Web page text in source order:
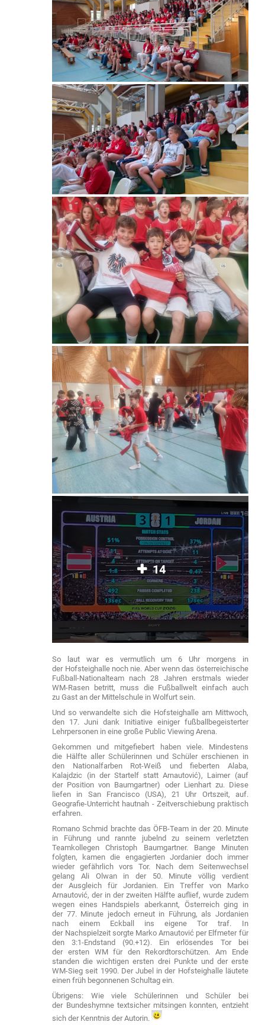
14
So laut war es vermutlich um 6 Uhr morgens in
der Hofsteighalle noch nie. Aber wenn das österreichische
Fußball-Nationalteam nach 28 Jahren erstmals wieder
WM-Rasen betritt, muss die Fußballwelt einfach auch
zu Gast an der Mittelschule in Wolfurt sein.
Und so verwandelte sich die Hofsteighalle am Mittwoch,
den 17. Juni dank Initiative einiger fußballbegeisterter
Lehrpersonen in eine große Public Viewing Arena.
Gekommen und mitgefiebert haben viele. Mindestens
die Hälfte aller Schülerinnen und Schüler erschienen in
den Nationalfarben Rot-Weiß und fieberten Alaba,
Kalajdzic (in der Startelf statt Arnautović), Laimer (auf
der Position von Baumgartner) oder Lienhart zu. Diese
liefen in San Francisco (USA), 21 Uhr Ortszeit, auf.
Geografie-Unterricht hautnah - Zeitverschiebung praktisch
erfahren.
Romano Schmid brachte das ÖFB-Team in der 20. Minute
in Führung und rannte jubelnd zu seinem verletzten
Teamkollegen Christoph Baumgartner. Bange Minuten
folgten, kamen die engagierten Jordanier doch immer
wieder gefährlich vors Tor. Nach dem Seitenwechsel
gelang Ali Olwan in der 50. Minute völlig verdient
der Ausgleich für Jordanien. Ein Treffer von Marko
Arnautović, der in der zweiten Hälfte auflief, wurde zudem
wegen eines Handspiels aberkannt, Österreich ging in
der 77. Minute jedoch erneut in Führung, als Jordanien
nach einem Eckball ins eigene Tor traf. In
der Nachspielzeit sorgte Marko Arnautović per Elfmeter für
den 3:1-Endstand (90.+12). Ein erlösendes Tor bei
der ersten WM für den Rekordtorschützen.Am Ende
standen die wichtigen ersten drei Punkte und der erste
WM-Sieg seit 1990. Der Jubel in der Hofsteighalle läutete
einen früh begonnenen Schultag ein.
Übrigens: Wie viele Schülerinnen und Schüler bei
der Bundeshymne textsicher mitsingen konnten, entzieht
sich der Kenntnis der Autorin.